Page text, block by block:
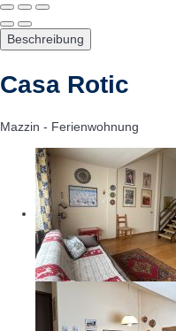
Beschreibung
Casa Rotic
Mazzin - Ferienwohnung